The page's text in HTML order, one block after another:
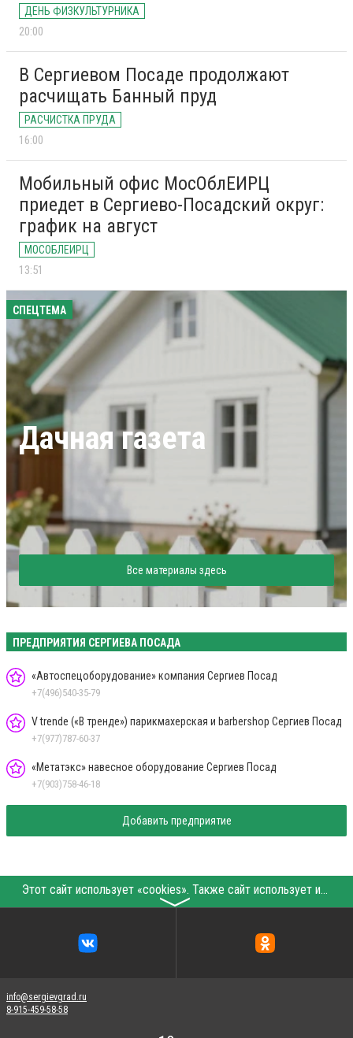
ДЕНЬ ФИЗКУЛЬТУРНИКА
20:00
В Сергиевом Посаде продолжают
расчищать Банный пруд
РАСЧИСТКА ПРУДА
16:00
Мобильный офис МосОблЕИРЦ
приедет в Сергиево-Посадский округ:
график на август
МОСОБЛЕИРЦ
13:51
СПЕЦТЕМА
Дачная газета
Все материалы здесь
ПРЕДПРИЯТИЯ СЕРГИЕВА ПОСАДА
«Автоспецоборудование» компания Сергиев Посад
+7(496)540-35-79
V trende («В тренде») парикмахерская и barbershop Сергиев Посад
+7(977)787-60-37
«Метатэкс» навесное оборудование Сергиев Посад
+7(903)758-46-18
Добавить предприятие
Этот сайт использует «cookies». Также сайт использует интернет-сервис для сбора технических данных касательно посетителей с целью получения маркетинговой и статистической информации. Условия обработки данных посетителей сайта см.
〉
info@sergievgrad.ru
8-915-459-58-58